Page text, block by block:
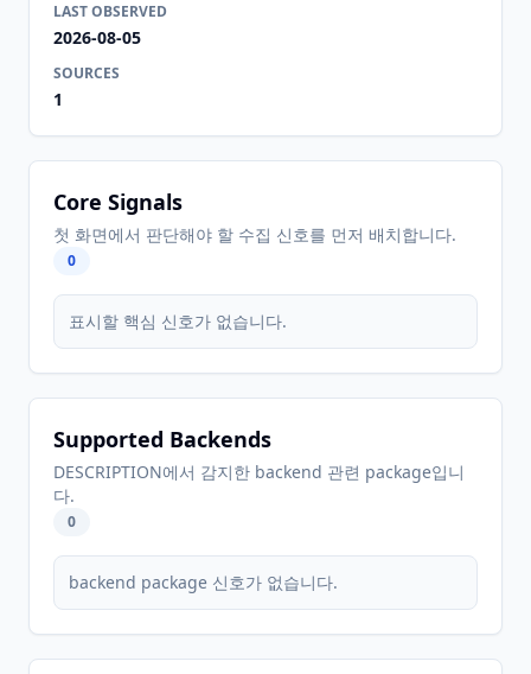
LAST OBSERVED
2026-08-05
SOURCES
1
Core Signals
첫 화면에서 판단해야 할 수집 신호를 먼저 배치합니다.
0
표시할 핵심 신호가 없습니다.
Supported Backends
DESCRIPTION에서 감지한 backend 관련 package입니
다.
0
backend package 신호가 없습니다.